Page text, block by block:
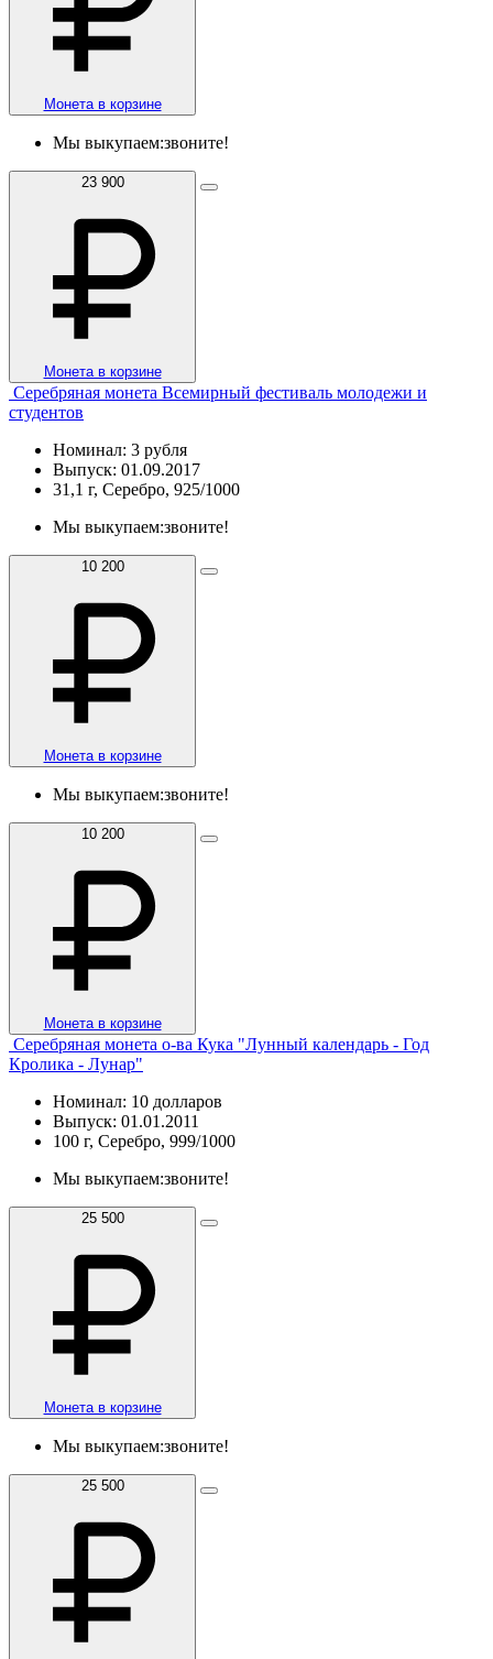
Монета в корзине
Мы выкупаем:звоните!
23 900
Монета в корзине
Серебряная монета Всемирный фестиваль молодежи и
студентов
Номинал: 3 рубля
Выпуск: 01.09.2017
31,1 г, Серебро, 925/1000
Мы выкупаем:звоните!
10 200
Монета в корзине
Мы выкупаем:звоните!
10 200
Монета в корзине
Серебряная монета о-ва Кука "Лунный календарь - Год
Кролика - Лунар"
Номинал: 10 долларов
Выпуск: 01.01.2011
100 г, Серебро, 999/1000
Мы выкупаем:звоните!
25 500
Монета в корзине
Мы выкупаем:звоните!
25 500